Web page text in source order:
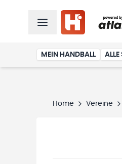
MEIN HANDBALL ALLE
Home Vereine